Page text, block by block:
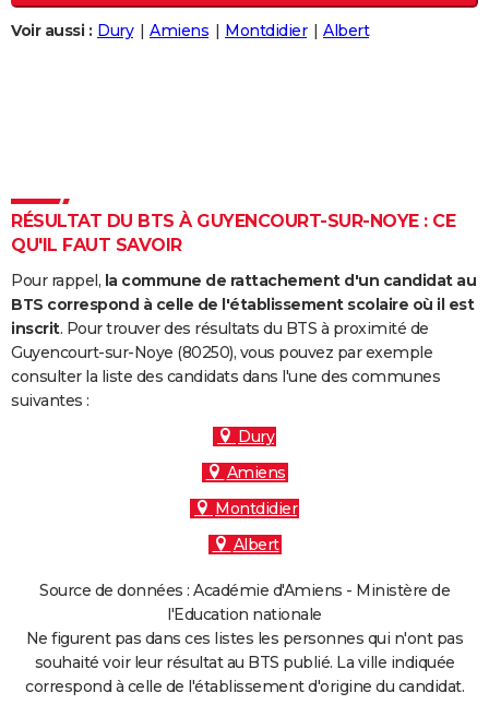
Destinations
City break
Voyage nature
Voyage de noces
Forum
Climat
+
PHOTO
Carte de Noël
Carte Bonne année
Carte Saint-Valentin
Carte Pâques
Carte d'anniversaire
DICTIONNAIRE
Dictionnaire
Biographies
Citations
Expressions
Proverbes
PROGRAMME TV
COPAINS D'AVANT
S'inscrire
Se connecter
Lycées
Collèges
Primaires
Universités
Entreprises
Service militaire
Avis de recherche
AVIS DE DÉCÈS
FORUM
Voir aussi : Dury Amiens Montdidier Albert
RÉSULTAT DU BTS À GUYENCOURT-SUR-NOYE : CE
QU'IL FAUT SAVOIR
Pour rappel, la commune de rattachement d'un candidat au
BTS correspond à celle de l'établissement scolaire où il est
inscrit. Pour trouver des résultats du BTS à proximité de
Guyencourt-sur-Noye (80250), vous pouvez par exemple
consulter la liste des candidats dans l'une des communes
suivantes :
Dury
Amiens
Montdidier
Albert
Source de données : Académie d'Amiens - Ministère de
l'Education nationale
Ne figurent pas dans ces listes les personnes qui n'ont pas
souhaité voir leur résultat au BTS publié. La ville indiquée
correspond à celle de l'établissement d'origine du candidat.